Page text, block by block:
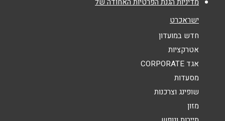
אנא חזרו אלי בקשר ל...
הודעה
ישראכרט
חדש במועדון
אטרקציות
אגד CORPORATE
מסעדות
שופינג וצרכנות
מזון